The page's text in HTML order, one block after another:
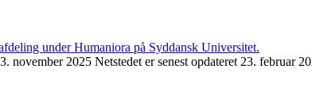
november 2025 Netstedet er senest opdateret 23. februar